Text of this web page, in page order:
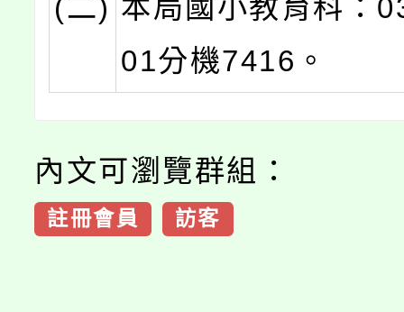
(二) 本局國小教育科：
01分機7416。
內文可瀏覽群組：
註冊會員 訪客